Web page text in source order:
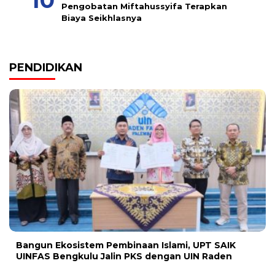
Pengobatan Miftahussyifa Terapkan
Biaya Seikhlasnya
PENDIDIKAN
Bangun Ekosistem Pembinaan Islami, UPT SAIK
UINFAS Bengkulu Jalin PKS dengan UIN Raden